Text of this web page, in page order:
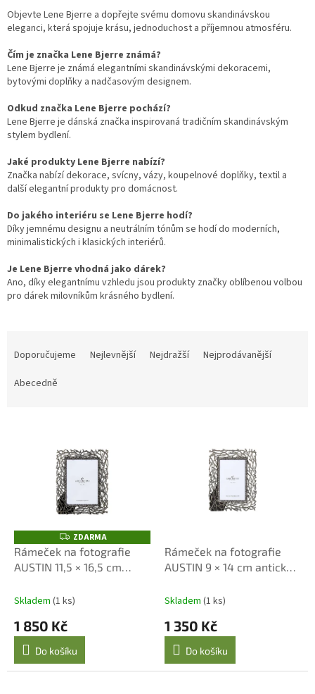
Objevte Lene Bjerre a dopřejte svému domovu skandinávskou
eleganci, která spojuje krásu, jednoduchost a příjemnou atmosféru.
Čím je značka Lene Bjerre známá?
Lene Bjerre je známá elegantními skandinávskými dekoracemi,
bytovými doplňky a nadčasovým designem.
Odkud značka Lene Bjerre pochází?
Lene Bjerre je dánská značka inspirovaná tradičním skandinávským
stylem bydlení.
Jaké produkty Lene Bjerre nabízí?
Značka nabízí dekorace, svícny, vázy, koupelnové doplňky, textil a
další elegantní produkty pro domácnost.
Do jakého interiéru se Lene Bjerre hodí?
Díky jemnému designu a neutrálním tónům se hodí do moderních,
minimalistických i klasických interiérů.
Je Lene Bjerre vhodná jako dárek?
Ano, díky elegantnímu vzhledu jsou produkty značky oblíbenou volbou
pro dárek milovníkům krásného bydlení.
Doporučujeme Nejlevnější Nejdražší
Nejprodávanější
Abecedně
Z
D
A
R
ZDARMA
Rámeček na fotografie
AUSTIN 11,5 × 16,5 cm
Skladem (1 ks)
1 850 Kč
Do košíku
Rámeček na fotografie
AUSTIN 9 × 14 cm antická
Skladem (1 ks)
1 350 Kč
Do košíku